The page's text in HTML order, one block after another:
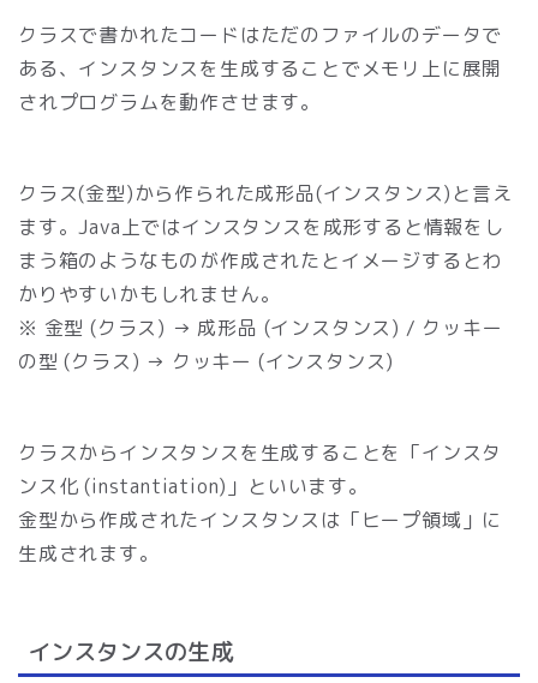
クラスで書かれたコードはただのファイルのデータで
ある、インスタンスを生成することでメモリ上に展開
されプログラムを動作させます。
クラス(金型)から作られた成形品(インスタンス)と言え
ます。Java上ではインスタンスを成形すると情報をし
まう箱のようなものが作成されたとイメージするとわ
かりやすいかもしれません。
※ 金型 (クラス) → 成形品 (インスタンス) / クッキー
の型 (クラス) → クッキー (インスタンス)
クラスからインスタンスを生成することを「インスタ
ンス化 (instantiation)」といいます。
金型から作成されたインスタンスは「ヒープ領域」に
生成されます。
インスタンスの生成